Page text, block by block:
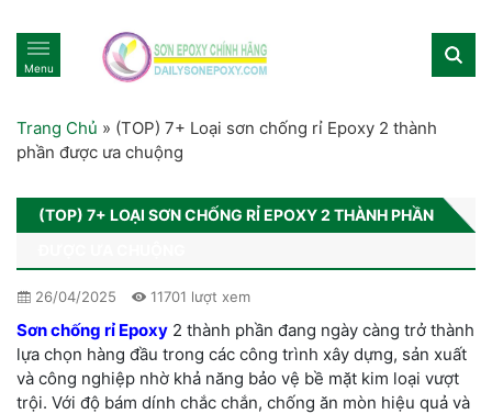
Menu
Trang Chủ » (TOP) 7+ Loại sơn chống rỉ Epoxy 2 thành
phần được ưa chuộng
(TOP) 7+ LOẠI SƠN CHỐNG RỈ EPOXY 2 THÀNH PHẦN
26/04/2025 11701 lượt xem
Sơn chống rỉ Epoxy 2 thành phần đang ngày càng trở thành
lựa chọn hàng đầu trong các công trình xây dựng, sản xuất
và công nghiệp nhờ khả năng bảo vệ bề mặt kim loại vượt
trội. Với độ bám dính chắc chắn, chống ăn mòn hiệu quả và